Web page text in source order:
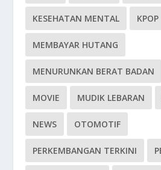
KESEHATAN MENTAL KPOP
MEMBAYAR HUTANG
MENURUNKAN BERAT BADAN
MOVIE MUDIK LEBARAN
NEWS OTOMOTIF
PERKEMBANGAN TERKINI